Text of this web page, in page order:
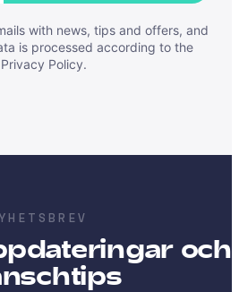
with news, tips and offers, and
is processed according to the
Privacy Policy.
och